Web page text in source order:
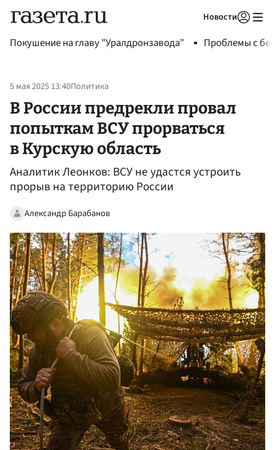
Новости
Покушение на главу "Уралдронзавода" Проблемы с
5 мая 2025 13:40Политика
В России предрекли провал
попыткам ВСУ прорваться
в Курскую область
Аналитик Леонков: ВСУ не удастся устроить
прорыв на территорию России
Александр Барабанов